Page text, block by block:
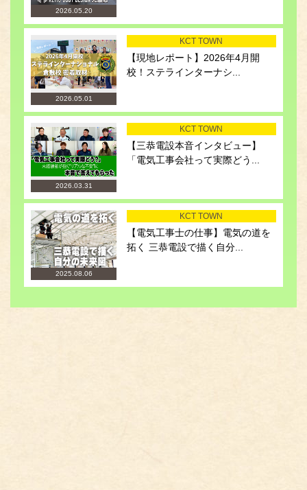
2026.05.20
2026.05.01
KCT TOWN
【現地レポート】2026年4月開
校！ステラインターナシ...
2026.03.31
KCT TOWN
【三恭電設本音インタビュー】
「電気工事会社って実際どう...
2025.08.06
KCT TOWN
【電気工事士の仕事】電気の道を
拓く 三恭電設で描く自分...